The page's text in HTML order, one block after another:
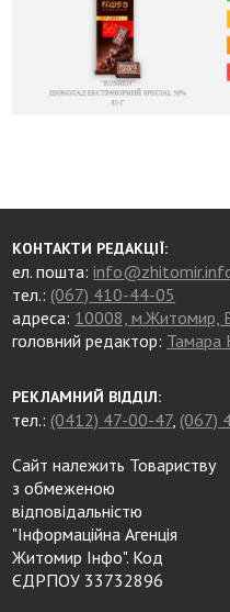
КОНТАКТИ РЕДАКЦІЇ:
ел. пошта:
тел.: (067) 410-44-05
адреса: 10008, м.Житомир,
головний редактор: Тамара
РЕКЛАМНИЙ ВІДДІЛ:
тел.: (0412) 47-00-47, (067)
Сайт належить Товариству
з обмеженою
відповідальністю
"Інформаційна Агенція
Житомир Інфо". Код
ЄДРПОУ 33732896